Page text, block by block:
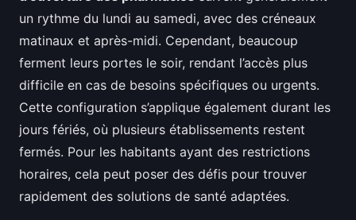
un rythme du lundi au samedi, avec des créneaux
matinaux et après-midi. Cependant, beaucoup
ferment leurs portes le soir, rendant l’accès plus
difficile en cas de besoins spécifiques ou urgents.
Cette configuration s’applique également durant les
jours fériés, où plusieurs établissements restent
fermés. Pour les habitants ayant des restrictions
horaires, cela peut poser des défis pour trouver
rapidement des solutions de santé adaptées.